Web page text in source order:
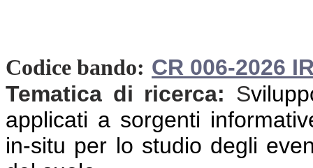
Codice bando: CR 006-2026
Tematica di ricerca: S
applicati a sorgenti
in-situ per lo studio degli